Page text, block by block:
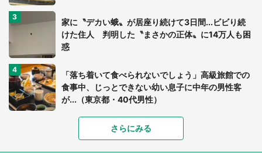
家に〝デカい蛾〟が居座り続けて3日間...ビビり続
けた住人 判明した〝まさかの正体〟に14万人も困
惑
「落ち着いて食べられないでしょう」高級旅館での
食事中、じっとできない幼い息子に中年の男性客
が...（東京都・40代男性）
「可愛いのにホラー」「事件性を感じる」 ふわふ
さらにみる